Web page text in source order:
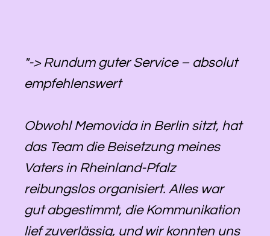
"-> Rundum guter Service – absolut
empfehlenswert
Obwohl Memovida in Berlin sitzt, hat
das Team die Beisetzung meines
Vaters in Rheinland-Pfalz
reibungslos organisiert. Alles war
gut abgestimmt, die Kommunikation
lief zuverlässig, und wir konnten uns